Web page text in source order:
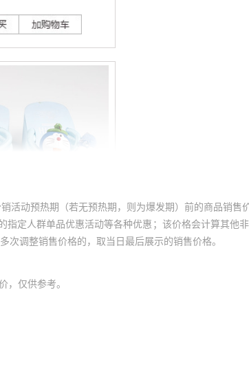
活动预热期（若无预热期，则为爆发期）前的商品销售
定人群单品优惠活动等各种优惠；该价格会计算其他
调整销售价格的，取当日最后展示的销售价格。
仅供参考。